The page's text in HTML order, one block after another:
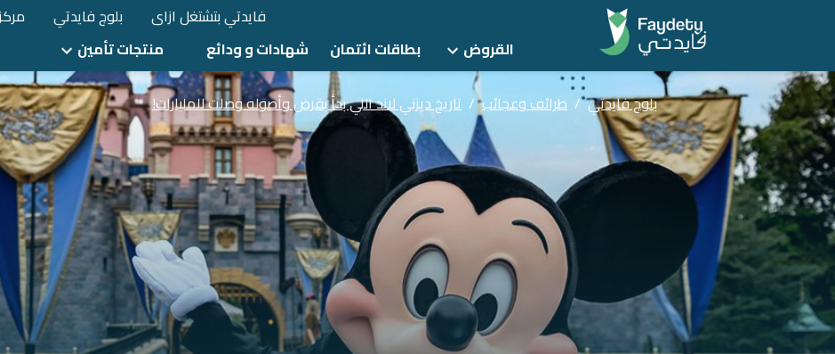
فايدتي بتشتغل ازاى بلوج فايدتي
القروض
بطاقات ائتمان شهادات و ودائع منتجات تأمين
بلوج فايدتي / طرائف وعجائب / تاريخ ديزني لاند اللي بدأ بقرض وأصوله وصلت للمليارات!